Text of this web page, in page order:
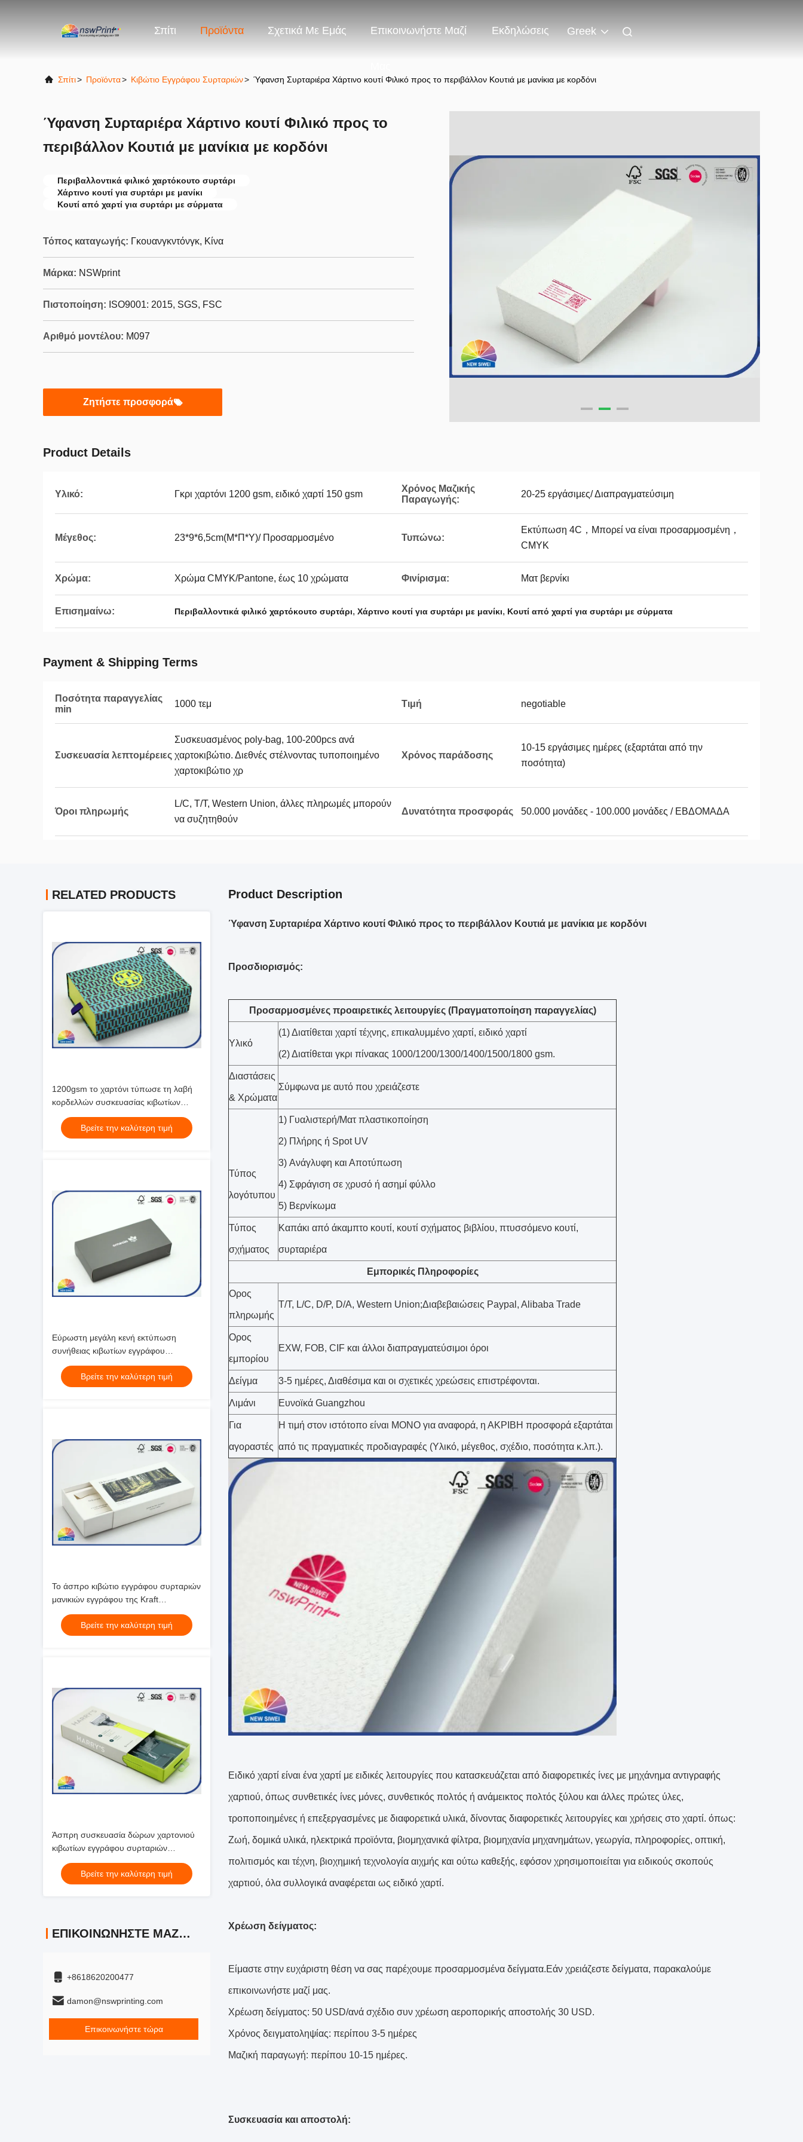
Σπίτι Προϊόντα Σχετικά Με Εμάς Επικοινωνήστε Μαζί Εκδηλώσεις Greek
Σπίτι> Προϊόντα> Κιβώτιο Εγγράφου Συρταριών> Ύφανση Συρταριέρα Χάρτινο κουτί Φιλικό προς το περιβάλλον Κουτιά με μανίκια με κορδόνι
Ύφανση Συρταριέρα Χάρτινο κουτί Φιλικό προς το
περιβάλλον Κουτιά με μανίκια με κορδόνι
Περιβαλλοντικά φιλικό χαρτόκουτο συρτάρι
Χάρτινο κουτί για συρτάρι με μανίκι
Κουτί από χαρτί για συρτάρι με σύρματα
Τόπος καταγωγής: Γκουανγκντόνγκ, Κίνα
Μάρκα: NSWprint
Πιστοποίηση: ISO9001: 2015, SGS, FSC
Αριθμό μοντέλου: M097
Ζητήστε προσφορά
Product Details
Υλικό: Γκρι χαρτόνι 1200 gsm, ειδικό χαρτί 150 gsm
Χρόνος Μαζικής
Παραγωγής:
20-25 εργάσιμες/ Διαπραγματεύσιμη
Μέγεθος: 23*9*6,5cm(Μ*Π*Υ)/ Προσαρμοσμένο Τυπώνω:
Εκτύπωση 4C，Μπορεί να είναι προσαρμοσμένη，
CMYK
Χρώμα: Χρώμα CMYK/Pantone, έως 10 χρώματα Φινίρισμα: Ματ βερνίκι
Επισημαίνω: Περιβαλλοντικά φιλικό χαρτόκουτο συρτάρι, Χάρτινο κουτί για συρτάρι με μανίκι, Κουτί από χαρτί για συρτάρι με σύρματα
Payment & Shipping Terms
Ποσότητα παραγγελίας
min
1000 τεμ Τιμή negotiable
Συσκευασία λεπτομέρειες
Συσκευασμένος poly-bag, 100-200pcs ανά
χαρτοκιβώτιο. Διεθνές στέλνοντας τυποποιημένο
χαρτοκιβώτιο χρ
Χρόνος παράδοσης
10-15 εργάσιμες ημέρες (εξαρτάται από την
ποσότητα)
Όροι πληρωμής
L/C, T/T, Western Union, άλλες πληρωμές μπορούν
να συζητηθούν
Δυνατότητα προσφοράς 50.000 μονάδες - 100.000 μονάδες / ΕΒΔΟΜΑΔΑ
RELATED PRODUCTS
1200gsm το χαρτόνι τύπωσε τη λαβή
κορδελλών συσκευασίας κιβωτίων
συρταριών φωτογραφικών διαφανειών
Βρείτε την καλύτερη τιμή
Εύρωστη μεγάλη κενή εκτύπωση
συνήθειας κιβωτίων εγγράφου
συρταριών για το γυαλί νερού
Βρείτε την καλύτερη τιμή
Το άσπρο κιβώτιο εγγράφου συρταριών
μανικιών εγγράφου της Kraft
προσάρμοσε τη UV τυπωμένη ύλη Eco
φιλικό
Βρείτε την καλύτερη τιμή
Άσπρη συσκευασία δώρων χαρτονιού
κιβωτίων εγγράφου συρταριών
μεταλλινών συνήθειας για τα γενέθλια
Βρείτε την καλύτερη τιμή
ΕΠΙΚΟΙΝΩΝΉΣΤΕ ΜΑΖΊ ΜΑΣ
+8618620200477
damon@nswprinting.com
Επικοινωνήστε τώρα
Product Description
Ύφανση Συρταριέρα Χάρτινο κουτί Φιλικό προς το περιβάλλον Κουτιά με μανίκια με κορδόνι
Προσδιορισμός:
Προσαρμοσμένες προαιρετικές λειτουργίες (Πραγματοποίηση παραγγελίας)
Υλικό
(1) Διατίθεται χαρτί τέχνης, επικαλυμμένο χαρτί, ειδικό χαρτί
(2) Διατίθεται γκρι πίνακας 1000/1200/1300/1400/1500/1800 gsm.
Διαστάσεις
& Χρώματα
Σύμφωνα με αυτό που χρειάζεστε
Τύπος
λογότυπου
1) Γυαλιστερή/Ματ πλαστικοποίηση
2) Πλήρης ή Spot UV
3) Ανάγλυφη και Αποτύπωση
4) Σφράγιση σε χρυσό ή ασημί φύλλο
5) Βερνίκωμα
Τύπος
σχήματος
Καπάκι από άκαμπτο κουτί, κουτί σχήματος βιβλίου, πτυσσόμενο κουτί,
συρταριέρα
Εμπορικές Πληροφορίες
Ορος
πληρωμής
T/T, L/C, D/P, D/A, Western Union;Διαβεβαιώσεις Paypal, Alibaba Trade
Ορος
εμπορίου
EXW, FOB, CIF και άλλοι διαπραγματεύσιμοι όροι
Δείγμα 3-5 ημέρες, Διαθέσιμα και οι σχετικές χρεώσεις επιστρέφονται.
Λιμάνι Ευνοϊκά Guangzhou
Για
αγοραστές
Η τιμή στον ιστότοπο είναι ΜΟΝΟ για αναφορά, η ΑΚΡΙΒΗ προσφορά εξαρτάται
από τις πραγματικές προδιαγραφές (Υλικό, μέγεθος, σχέδιο, ποσότητα κ.λπ.).
Ειδικό χαρτί είναι ένα χαρτί με ειδικές λειτουργίες που κατασκευάζεται από διαφορετικές ίνες με μηχάνημα αντιγραφής
χαρτιού, όπως συνθετικές ίνες μόνες, συνθετικός πολτός ή ανάμεικτος πολτός ξύλου και άλλες πρώτες ύλες,
τροποποιημένες ή επεξεργασμένες με διαφορετικά υλικά, δίνοντας διαφορετικές λειτουργίες και χρήσεις στο χαρτί. όπως:
Ζωή, δομικά υλικά, ηλεκτρικά προϊόντα, βιομηχανικά φίλτρα, βιομηχανία μηχανημάτων, γεωργία, πληροφορίες, οπτική,
πολιτισμός και τέχνη, βιοχημική τεχνολογία αιχμής και ούτω καθεξής, εφόσον χρησιμοποιείται για ειδικούς σκοπούς
χαρτιού, όλα συλλογικά αναφέρεται ως ειδικό χαρτί.
Χρέωση δείγματος:
Είμαστε στην ευχάριστη θέση να σας παρέχουμε προσαρμοσμένα δείγματα.Εάν χρειάζεστε δείγματα, παρακαλούμε
επικοινωνήστε μαζί μας.
Χρέωση δείγματος: 50 USD/ανά σχέδιο συν χρέωση αεροπορικής αποστολής 30 USD.
Χρόνος δειγματοληψίας: περίπου 3-5 ημέρες
Μαζική παραγωγή: περίπου 10-15 ημέρες.
Συσκευασία και αποστολή: